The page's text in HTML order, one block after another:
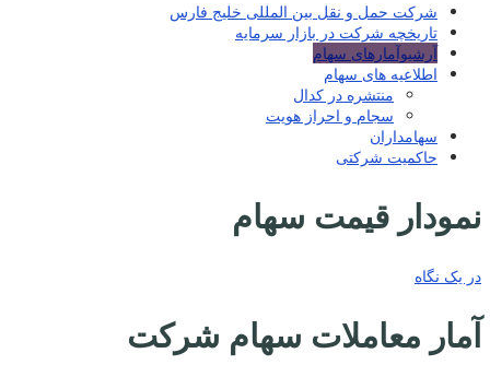
شرکت حمل و نقل بین المللی خلیج فارس
تاریخچه شرکت در بازار سرمایه
آرشیوآمارهای سهام
اطلاعیه های سهام
منتشره در کدال
سجام و احراز هویت
سهامداران
حاکمیت شرکتی
نمودار قیمت سهام
در یک نگاه
آمار معاملات سهام شرکت